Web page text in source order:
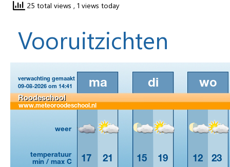
25 total views , 1 views today
Vooruitzichten